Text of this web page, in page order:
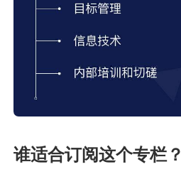
谁适合订阅这个专栏？